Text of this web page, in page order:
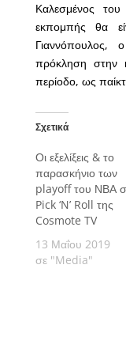
Καλεσμένος
εκπομπής θα
πρόκληση στην
περίοδο, ως
Σχετικά
Οι εξελίξεις & το
παρασκήνιο των
playoff του ΝΒΑ
Pick ‘N’ Roll της
Cosmote TV
13 Μαΐου 2019
σε "Media"